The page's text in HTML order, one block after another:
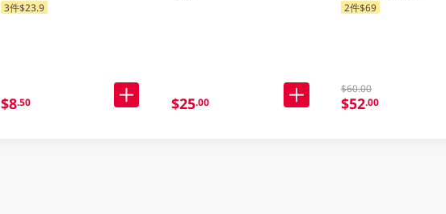
3件$23.9
$8.50 $25.00
2件$69
$60.00
$52.00